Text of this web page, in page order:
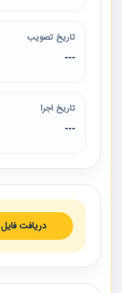
تاریخ تصویب
---
تاریخ اجرا
---
دریافت فایل